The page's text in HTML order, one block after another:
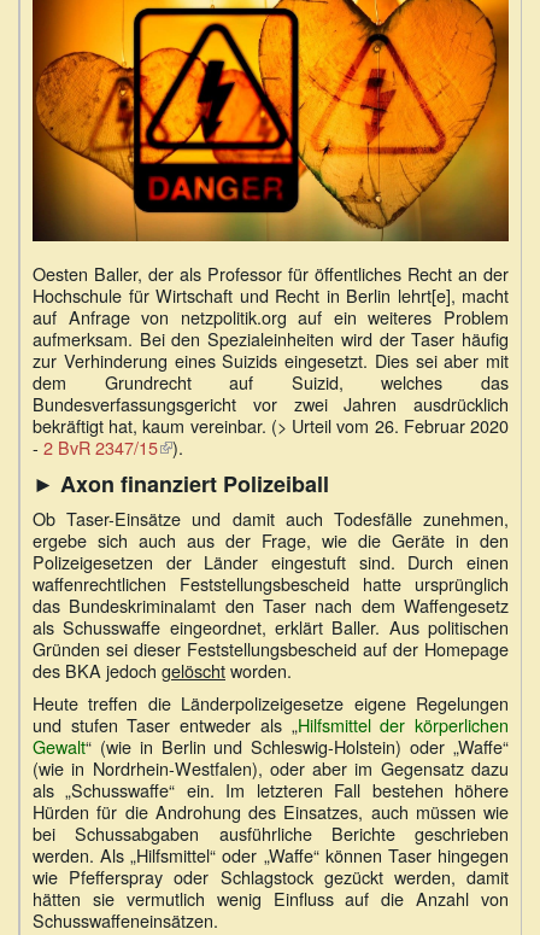
Oesten Baller, der als Professor für öffentliches Recht an der
Hochschule für Wirtschaft und Recht in Berlin lehrt[e], macht
auf Anfrage von netzpolitik.org auf ein weiteres Problem
aufmerksam. Bei den Spezialeinheiten wird der Taser häufig
zur Verhinderung eines Suizids eingesetzt. Dies sei aber mit
dem Grundrecht auf Suizid, welches das
Bundesverfassungsgericht vor zwei Jahren ausdrücklich
bekräftigt hat, kaum vereinbar. (> Urteil vom 26. Februar 2020
- 2 BvR 2347/15(Link
extern)
).
► Axon finanziert Polizeiball
Ob Taser-Einsätze und damit auch Todesfälle zunehmen,
ergebe sich auch aus der Frage, wie die Geräte in den
Polizeigesetzen der Länder eingestuft sind. Durch einen
waffenrechtlichen Feststellungsbescheid hatte ursprünglich
das Bundeskriminalamt den Taser nach dem Waffengesetz
als Schusswaffe eingeordnet, erklärt Baller. Aus politischen
Gründen sei dieser Feststellungsbescheid auf der Homepage
des BKA jedoch gelöschtworden.
Heute treffen die Länderpolizeigesetze eigene Regelungen
und stufen Taser entweder als „Hilfsmittel der körperlichen
Gewalt“ (wie in Berlin und Schleswig-Holstein) oder „Waffe“
(wie in Nordrhein-Westfalen), oder aber im Gegensatz dazu
als „Schusswaffe“ ein. Im letzteren Fall bestehen höhere
Hürden für die Androhung des Einsatzes, auch müssen wie
bei Schussabgaben ausführliche Berichte geschrieben
werden. Als „Hilfsmittel“ oder „Waffe“ können Taser hingegen
wie Pfefferspray oder Schlagstock gezückt werden, damit
hätten sie vermutlich wenig Einfluss auf die Anzahl von
Schusswaffeneinsätzen.